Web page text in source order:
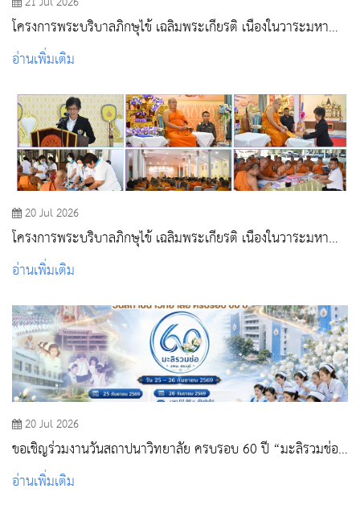
โครงการพระบริบาลภิกษุไข้ เฉลิมพระเกียรติ เนื่องในวาระมหา
มงคล 99 พรรษา สมเด็จพระอริยวงศาคตญาณ สมเด็จพระ
สังฆราช สกลมหาสังฆปริณายก ณ สำนักปฏิบัติธรรมสิริธรรมมุนี
อ่านเพิ่มเติม
20 Jul 2026
โครงการพระบริบาลภิกษุไข้ เฉลิมพระเกียรติ เนื่องในวาระมหา
มงคล 99 พรรษา สมเด็จพระอริยวงศาคตญาณ สมเด็จพระ
สังฆราช สกลมหาสังฆปริณายก ณ วัดอุดมธานี อำเภอเมือง
อ่านเพิ่มเติม
20 Jul 2026
ขอเชิญร่วมงานวันสถาปนาวิทยาลัย ครบรอบ 60 ปี “มะลิรวมช่อ
วพบ.สระบุรี”
อ่านเพิ่มเติม